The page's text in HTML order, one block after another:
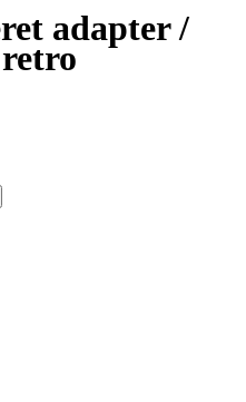
adapter /